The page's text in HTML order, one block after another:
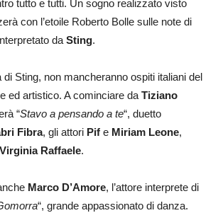
tutto e tutti. Un sogno realizzato visto
con l’etoile Roberto Bolle sulle note di
da Sting.
Sting, non mancheranno ospiti italiani del
ed artistico. A cominciare da Tiziano
“Stavo a pensando a te“, duetto
Fibra, gli attori Pif e Miriam Leone,
Virginia Raffaele.
Marco D’Amore, l’attore interprete di
“, grande appassionato di danza.